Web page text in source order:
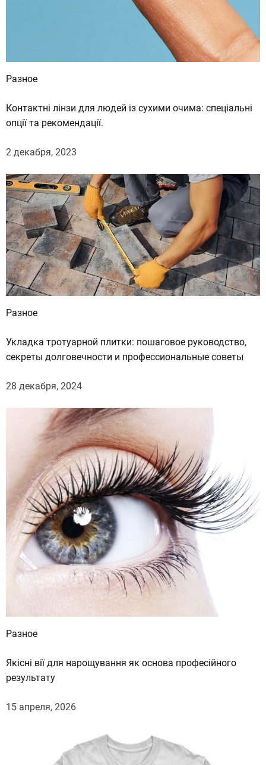
Разное
Контактні лінзи для людей із сухими очима: спеціальні
опції та рекомендації.
2 декабря, 2023
Разное
Укладка тротуарной плитки: пошаговое руководство,
секреты долговечности и профессиональные советы
28 декабря, 2024
Разное
Якісні вії для нарощування як основа професійного
результату
15 апреля, 2026